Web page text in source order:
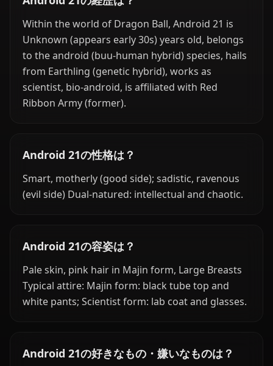
Within the world of Dragon Ball, Android 21 is
Unknown (appears early 30s) years old, belongs
to the android (buu-human hybrid) species, hails
from Earthling (genetic hybrid), works as
scientist, bio-android, is affiliated with Red
Ribbon Army (former).
Android 21の性格は？
Smart, motherly (good side); sadistic, ravenous
(evil side) Dual-natured: intellectual and chaotic.
Android 21の容姿は？
Pale skin, pink hair in Majin form, Large Breasts
Typical attire: Majin form: black tube top and
white pants; Scientist form: lab coat and glasses.
Android 21の好きなもの・嫌いなものは？